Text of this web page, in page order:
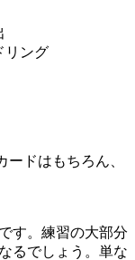
リング
ードはもちろん、
す。練習の大部分
るでしょう。単な